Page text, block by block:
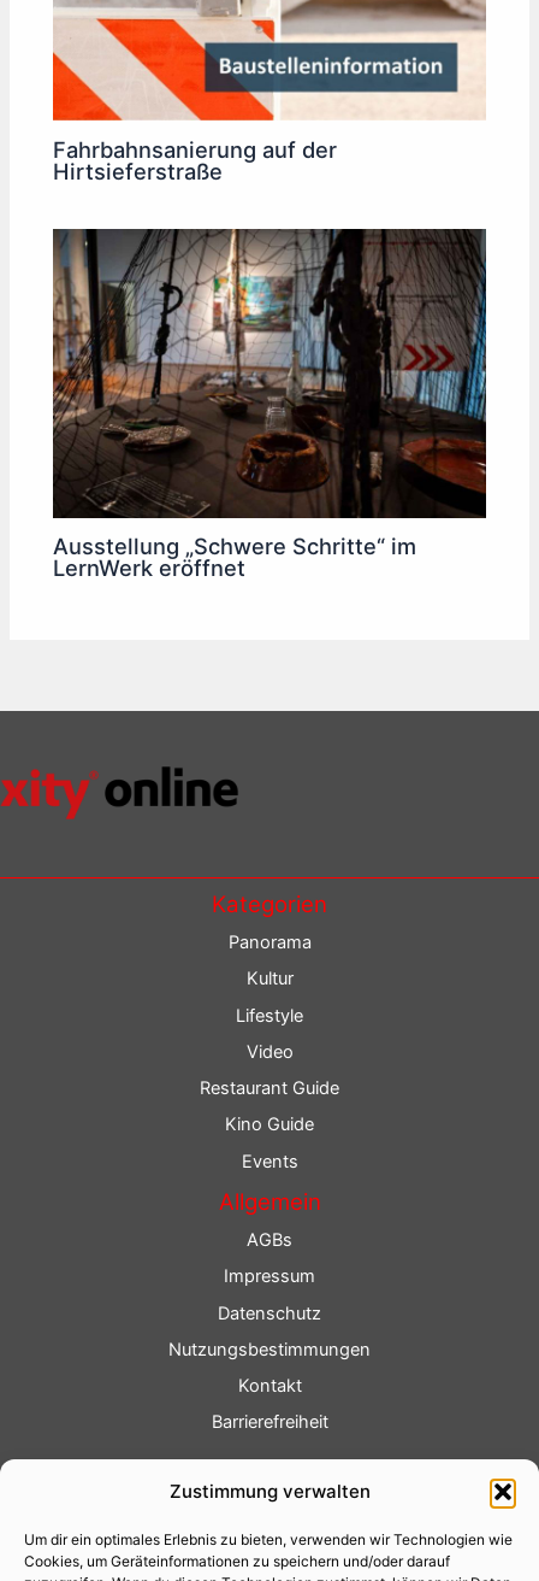
Zustimmung verwalten
Um dir ein optimales Erlebnis zu bieten, verwenden wir Technologien wie
Cookies, um Geräteinformationen zu speichern und/oder darauf
Fahrbahnsanierung auf der
Hirtsieferstraße
Ausstellung „Schwere Schritte“ im
LernWerk eröffnet
Kategorien
Panorama
Kultur
Lifestyle
Video
Restaurant Guide
Kino Guide
Events
Allgemein
AGBs
Impressum
Datenschutz
Nutzungsbestimmungen
Kontakt
Barrierefreiheit
Fotoservice
Videoservice